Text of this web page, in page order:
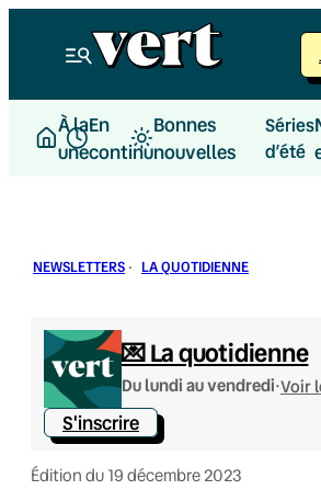
À la
une
En
continu
Bonnes
nouvelles
Séries
d’été
NEWSLETTERS · LA QUOTIDIENNE
💌 La quotidienne
Du lundi au vendredi·Voir
S'inscrire
Édition du 19 décembre 2023